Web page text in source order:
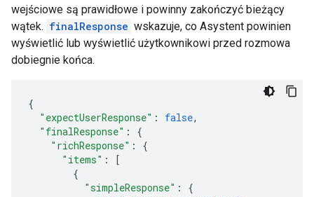
wejściowe są prawidłowe i powinny zakończyć bieżący
wątek. finalResponse wskazuje, co Asystent powinien
wyświetlić lub wyświetlić użytkownikowi przed rozmowa
dobiegnie końca.
{
"expectUserResponse" : false,
"finalResponse" :
{
"richResponse" :
{
"items" :
[
{
"simpleResponse" :
{